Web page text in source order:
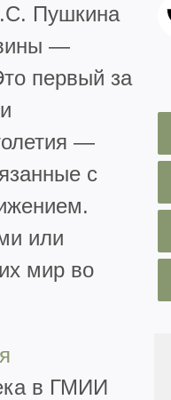
Пушкина
—
первый за
—
с
или
мир во
в ГМИИ